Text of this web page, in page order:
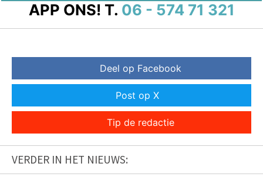
APP ONS! T. 06 - 574 71 321
Deel op Facebook
Post op X
Tip de redactie
VERDER IN HET NIEUWS: